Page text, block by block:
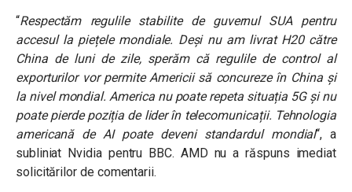
“Respectăm regulile stabilite de guvernul SUA pentru
accesul la piețele mondiale. Deși nu am livrat H20 către
China de luni de zile, sperăm că regulile de control al
exporturilor vor permite Americii să concureze în China și
la nivel mondial. America nu poate repeta situația 5G și nu
poate pierde poziția de lider în telecomunicații. Tehnologia
americană de AI poate deveni standardul mondial“, a
subliniat Nvidia pentru BBC. AMD nu a răspuns imediat
solicitărilor de comentarii.